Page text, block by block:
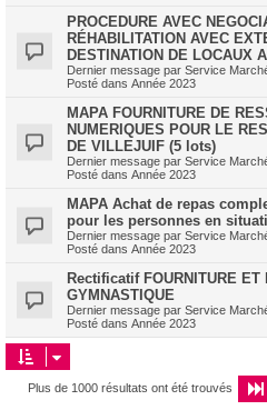
PROCEDURE AVEC
RÉHABILITATION AVEC
DESTINATION DE LOCAUX
Dernier message par Service
Posté dans Année 2023
MAPA FOURNITURE DE
NUMERIQUES POUR LE
DE VILLEJUIF (5 lots)
Dernier message par Service
Posté dans Année 2023
MAPA Achat de repas
pour les personnes en
Dernier message par Service
Posté dans Année 2023
Rectificatif FOURNITURE ET
GYMNASTIQUE
Dernier message par Service
Posté dans Année 2023
Plus de 1000 résultats ont été trouvés